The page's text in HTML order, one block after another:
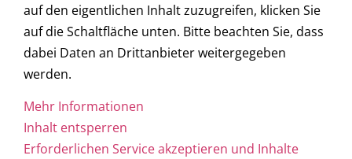
auf den eigentlichen Inhalt zuzugreifen, klicken Sie
auf die Schaltfläche unten. Bitte beachten Sie, dass
dabei Daten an Drittanbieter weitergegeben
werden.
Mehr Informationen
Inhalt entsperren
Erforderlichen Service akzeptieren und Inhalte